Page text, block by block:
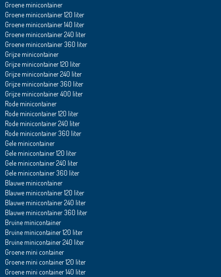
Groene minicontainer
Groene minicontainer 120 liter
Groene minicontainer 140 liter
Groene minicontainer 240 liter
Groene minicontainer 360 liter
Grijze minicontainer
Grijze minicontainer 120 liter
Grijze minicontainer 240 liter
Grijze minicontainer 360 liter
Grijze minicontainer 400 liter
Rode minicontainer
Rode minicontainer 120 liter
Rode minicontainer 240 liter
Rode minicontainer 360 liter
Gele minicontainer
Gele minicontainer 120 liter
Gele minicontainer 240 liter
Gele minicontainer 360 liter
Blauwe minicontainer
Blauwe minicontainer 120 liter
Blauwe minicontainer 240 liter
Blauwe minicontainer 360 liter
Bruine minicontainer
Bruine minicontainer 120 liter
Bruine minicontainer 240 liter
Groene mini container
Groene mini container 120 liter
Groene mini container 140 liter